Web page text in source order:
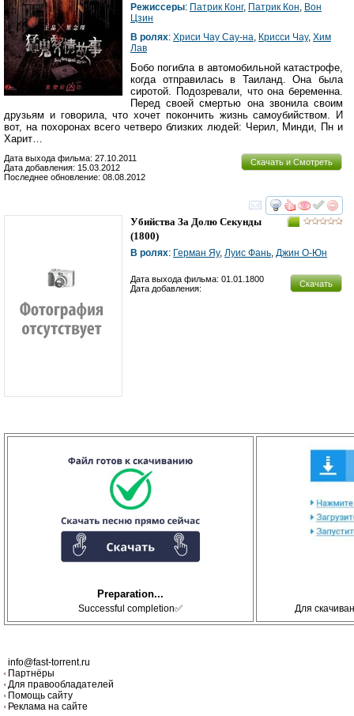
Режиссеры: Патрик Конг, Патрик Кон, Вон
Цзин
В ролях: Хриси Чау Сау-на, Крисси Чау, Хим
Лав
Бобо погибла в автомобильной катастрофе,
когда отправилась в Таиланд. Она была
сиротой. Подозревали, что она беременна.
Перед своей смертью она звонила своим
друзьям и говорила, что хочет покончить жизнь самоубийством. И
вот, на похоронах всего четверо близких людей: Черил, Минди, Пн и
Харит…
Скачать и Смотреть
Дата выхода фильма: 27.10.2011
Дата добавления: 15.03.2012
Последнее обновление: 08.08.2012
смотреть
Убийства За Долю Секунды
(1800)
В ролях: Герман Яу, Луис Фань Джин О-Юн
Скачать
Дата выхода фильма: 01.01.1800
Дата добавления:
Preparation...
Successful completion✅ Для
info@fast-torrent.ru
Партнёры
Для правообладателей
Помощь сайту
Реклама на сайте